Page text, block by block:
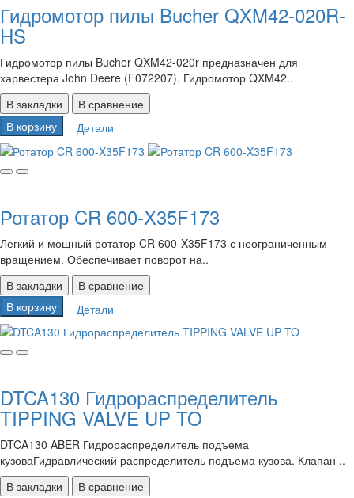
Гидромотор пилы Bucher QXM42-020R-
HS
Гидромотор пилы Bucher QXM42-020r предназначен для
харвестера John Deere (F072207). Гидромотор QXM42..
В закладки
В сравнение
В корзину
Детали
Ротатор CR 600-X35F173
Легкий и мощный ротатор CR 600-X35F173 с неограниченным
вращением. Обеспечивает поворот на..
В закладки
В сравнение
В корзину
Детали
DTCA130 Гидрораспределитель
TIPPING VALVE UP TO
DTCA130 ABER Гидрораспределитель подъема
кузоваГидравлический распределитель подъема кузова. Клапан ..
В закладки
В сравнение